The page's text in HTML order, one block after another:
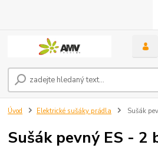
Úvod Elektrické sušáky prádla Sušák
Sušák pevný ES - 2